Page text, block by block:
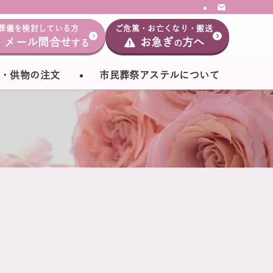
供物の注文 市民葬祭アステルについて
儀を検討している方
メール問合せする
ご危篤・お亡くなり・搬送
お急ぎの方へ